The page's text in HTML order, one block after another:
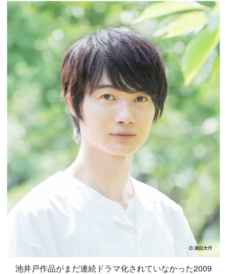
池井戸作品がまだ連続ドラマ化されていなかった2009